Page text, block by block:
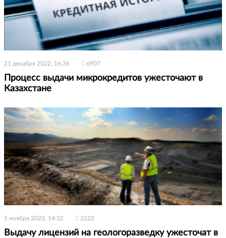
21 декабря 2022, 16:36 6907
Процесс выдачи микрокредитов ужесточают в
Казахстане
5 ноября 2022, 14:32 2222
Выдачу лицензий на геологоразведку ужесточат в